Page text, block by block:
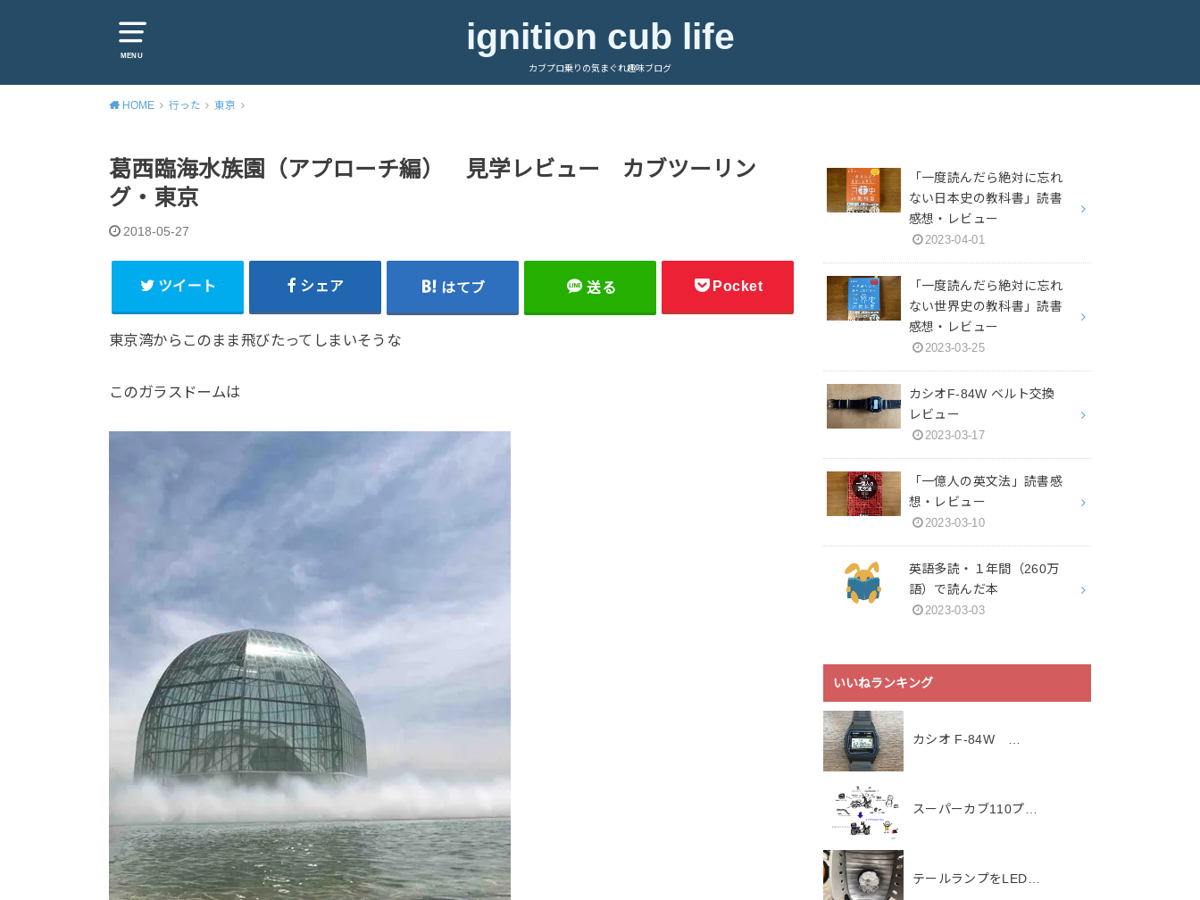
MENU ignition cub life
カブプロ乗りの気まぐれ趣味ブログ
HOME 行った 東京
葛西臨海水族園（アプローチ編） 見学レビュー カブツーリン
グ・東京
2018-05-27
ツイート シェア はてブ 送る Pocket
東京湾からこのまま飛びたってしまいそうな
このガラスドームは
「一度読んだら絶対に忘れ
ない日本史の教科書」読書
感想・レビュー
2023-04-01
「一度読んだら絶対に忘れ
ない世界史の教科書」読書
感想・レビュー
2023-03-25
カシオF-84W ベルト交換
レビュー
2023-03-17
「一億人の英文法」読書感
想・レビュー
2023-03-10
英語多読・１年間（260万
語）で読んだ本
2023-03-03
いいねランキング
カシオ F-84W …
スーパーカブ110プ…
テールランプをLED…